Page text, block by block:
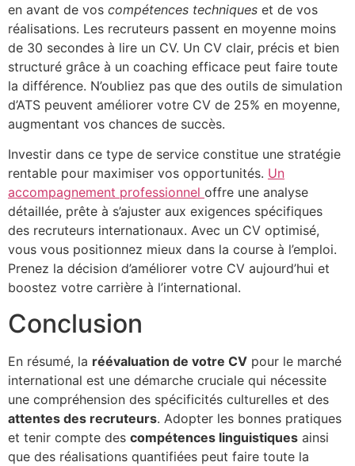
en avant de vos compétences techniques et de vos
réalisations. Les recruteurs passent en moyenne moins
de 30 secondes à lire un CV. Un CV clair, précis et bien
structuré grâce à un coaching efficace peut faire toute
la différence. N’oubliez pas que des outils de simulation
d’ATS peuvent améliorer votre CV de 25% en moyenne,
augmentant vos chances de succès.
Investir dans ce type de service constitue une stratégie
rentable pour maximiser vos opportunités. Un
accompagnement professionnel offre une analyse
détaillée, prête à s’ajuster aux exigences spécifiques
des recruteurs internationaux. Avec un CV optimisé,
vous vous positionnez mieux dans la course à l’emploi.
Prenez la décision d’améliorer votre CV aujourd’hui et
boostez votre carrière à l’international.
Conclusion
En résumé, la réévaluation de votre CV pour le marché
international est une démarche cruciale qui nécessite
une compréhension des spécificités culturelles et des
attentes des recruteurs. Adopter les bonnes pratiques
et tenir compte des compétences linguistiques ainsi
que des réalisations quantifiées peut faire toute la